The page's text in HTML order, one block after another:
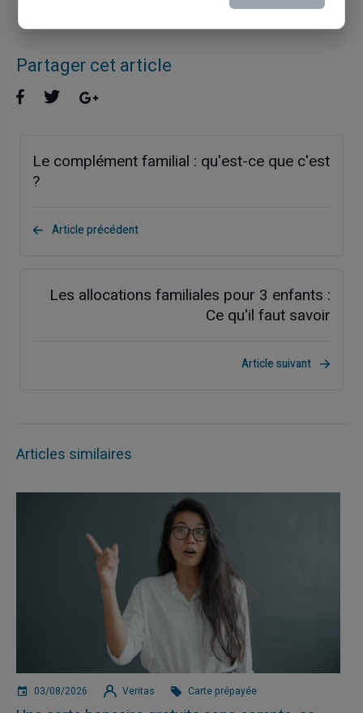
Partager cet article
Le complément familial : qu'est-ce que c'est
?
Article précédent
Les allocations familiales pour 3 enfants :
Ce qu'il faut savoir
Article suivant
Articles similaires
03/08/2026 Veritas Carte prépayée